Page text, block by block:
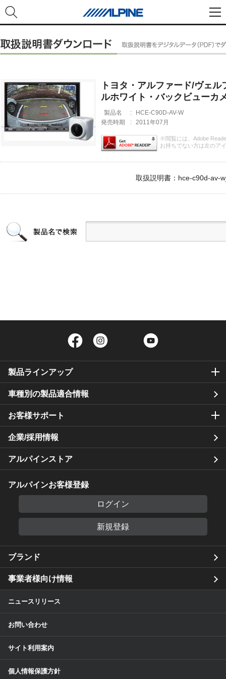
トヨタ・アルファード/ヴェ
ルホワイト・バックビューカ
製品名 :
HCE-C90D-AV-W
発売時期
: 2011年07月
※閲覧には、Adobe
お持ちでない方は左のア
取扱説明書：hce-c90d-av-
Facebook Twitter
製品ラインアップ
車種別の製品適合情報
お客様サポート
企業/採用情報
アルパインストア
アルパインお客様登録
ログイン
新規登録
ブランド
事業者様向け情報
ニュースリリース
お問い合わせ
サイト利用案内
個人情報保護方針